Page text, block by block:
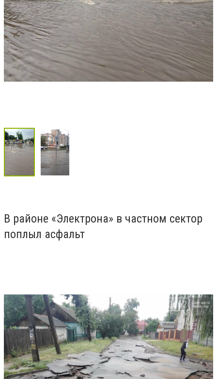
В районе «Электрона» в частном сектор
поплыл асфальт